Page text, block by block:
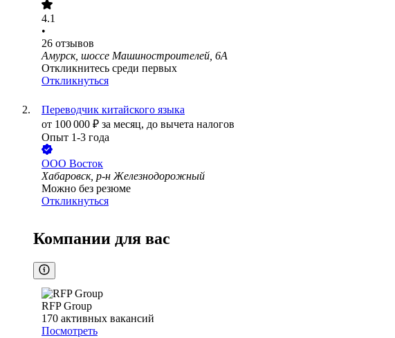
4.1
•
26 отзывов
Амурск, шоссе Машиностроителей, 6А
Откликнитесь среди первых
Откликнуться
Переводчик китайского языка
от 100 000 ₽ за месяц, до вычета налогов
Опыт 1-3 года
ООО Восток
Хабаровск, р-н Железнодорожный
Можно без резюме
Откликнуться
Компании для вас
RFP Group
170 активных вакансий
Посмотреть